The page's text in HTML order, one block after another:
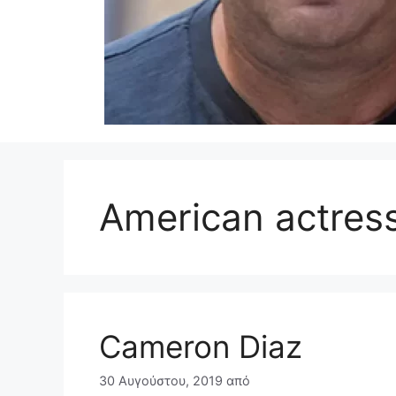
American
Cameron Diaz
30 Αυγούστου, 2019 από